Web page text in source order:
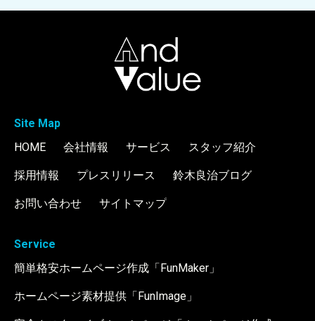
Site Map
HOME
会社情報 サービス スタッフ紹介
採用情報 プレスリリース 鈴木良治ブログ
お問い合わせ サイトマップ
Service
簡単格安ホームページ作成「FunMaker」
ホームページ素材提供「FunImage」